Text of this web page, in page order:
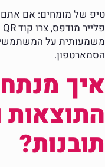
טיפ של מומחים: אם אתם
משמעותית על
הסמארטפון.
איך
התוצאות
תובנות?